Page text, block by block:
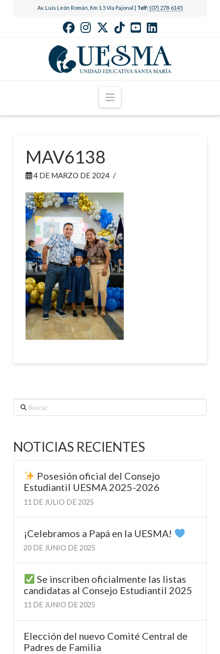
Av. Luis León Román, Km 1.5 Vía Pajonal | Telf: (07) 278-6145
Navigation
MAV6138
4 DE MARZO DE 2024
Buscar
NOTICIAS RECIENTES
Posesión oficial del Consejo
Estudiantil UESMA 2025-2026
11 DE JULIO DE 2025
¡Celebramos a Papá en la UESMA!
20 DE JUNIO DE 2025
Se inscriben oficialmente las listas
candidatas al Consejo Estudiantil 2025
11 DE JUNIO DE 2025
Elección del nuevo Comité Central de
Padres de Familia